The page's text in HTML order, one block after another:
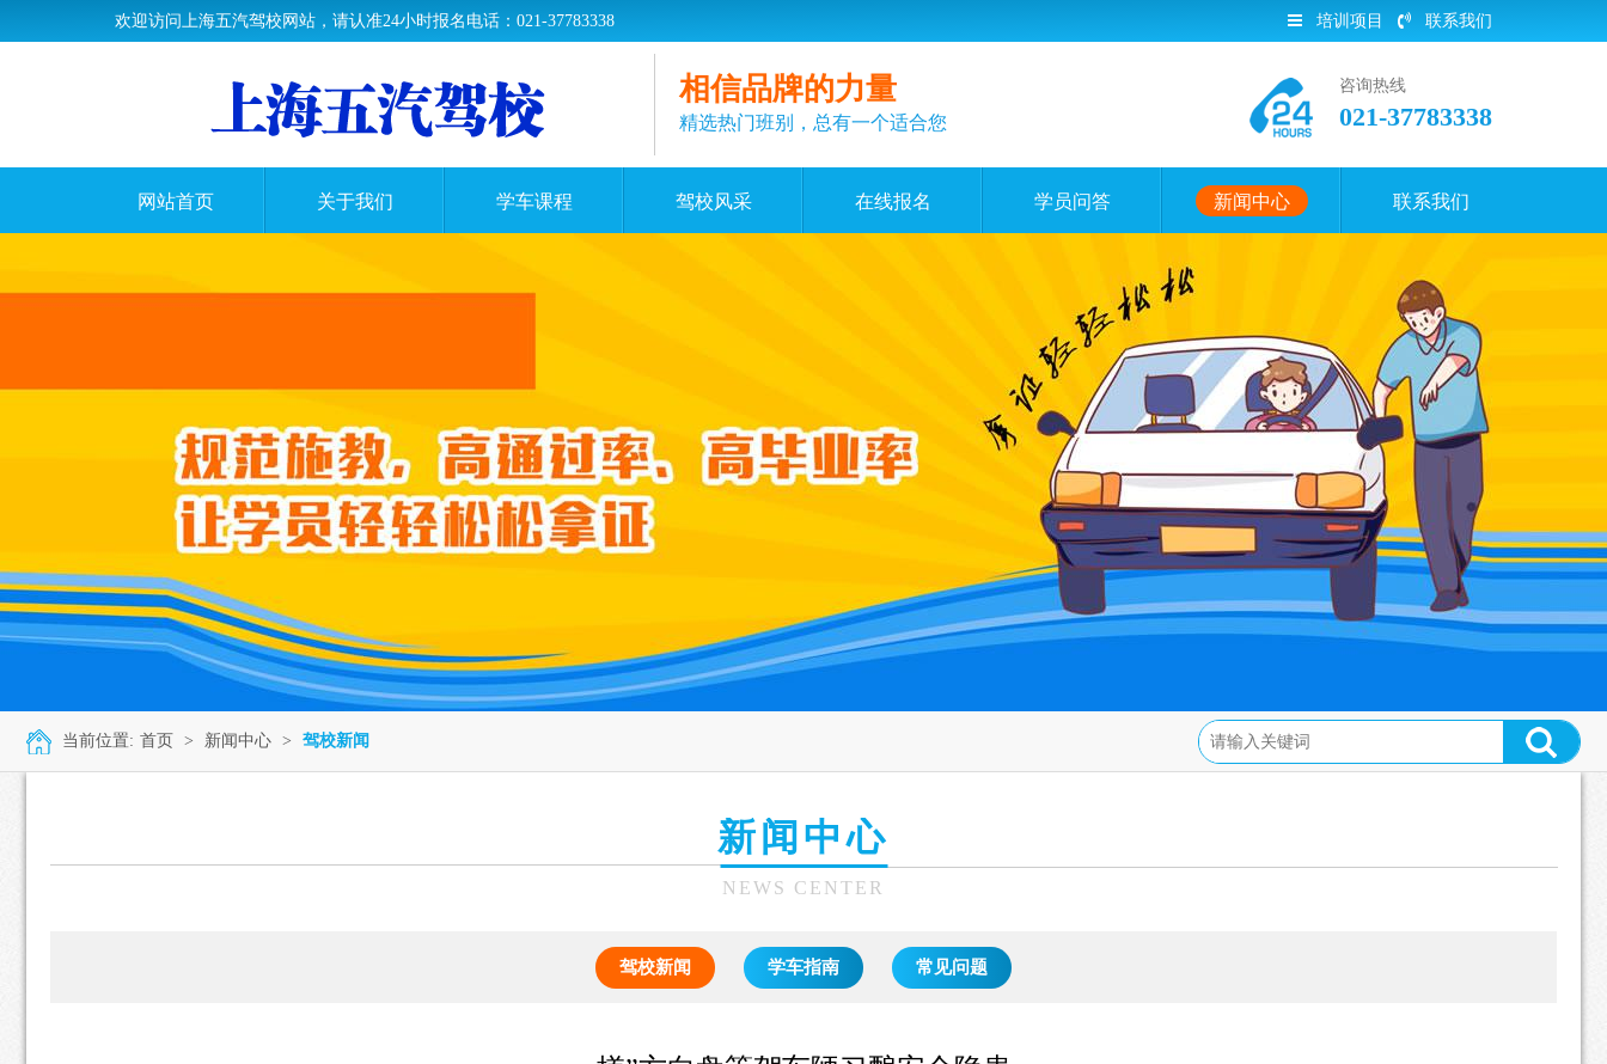
欢迎访问上海五汽驾校网站，请认准24小时报名电话：021-37783338 培训项目 联系我们
相信品牌的力量
精选热门班别，总有一个适合您
咨询热线
021-37783338
网站首页 关于我们 学车课程 驾校风采 在线报名 学员问答 新闻中心 联系我们
当前位置: 首页 > 新闻中心 > 驾校新闻
新闻中心
NEWS CENTER
驾校新闻 学车指南 常见问题